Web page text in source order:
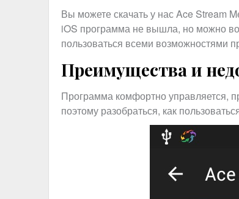
Вы можете скачать у нас Ace Stream
iOS программа не вышла, но можно
пользоваться всеми возможностями
Преимущества и
Программа комфортно управляется,
поэтому разобраться, как